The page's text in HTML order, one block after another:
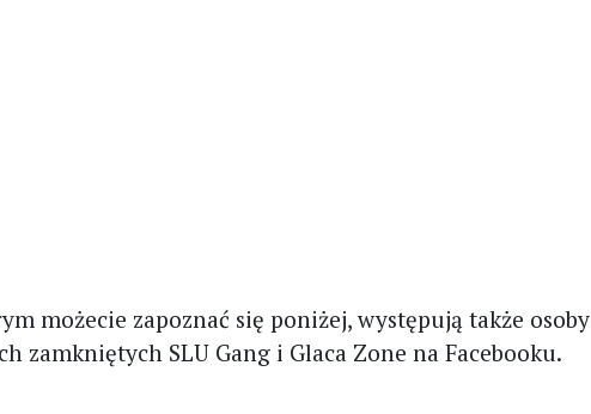
możecie zapoznać się poniżej, występują także osoby
zamkniętych SLU Gang i Glaca Zone na Facebooku.